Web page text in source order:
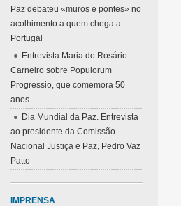
Paz debateu «muros e pontes» no
acolhimento a quem chega a
Portugal
Entrevista Maria do Rosário
Carneiro sobre Populorum
Progressio, que comemora 50
anos
Dia Mundial da Paz. Entrevista
ao presidente da Comissão
Nacional Justiça e Paz, Pedro Vaz
Patto
IMPRENSA